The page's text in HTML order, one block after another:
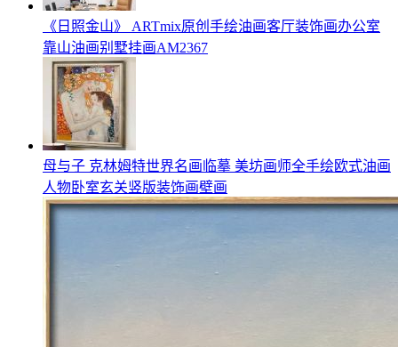
《日照金山》 ARTmix原创手绘油画客厅装饰画办公室
靠山油画别墅挂画AM2367
母与子 克林姆特世界名画临摹 美坊画师全手绘欧式油画
人物卧室玄关竖版装饰画壁画